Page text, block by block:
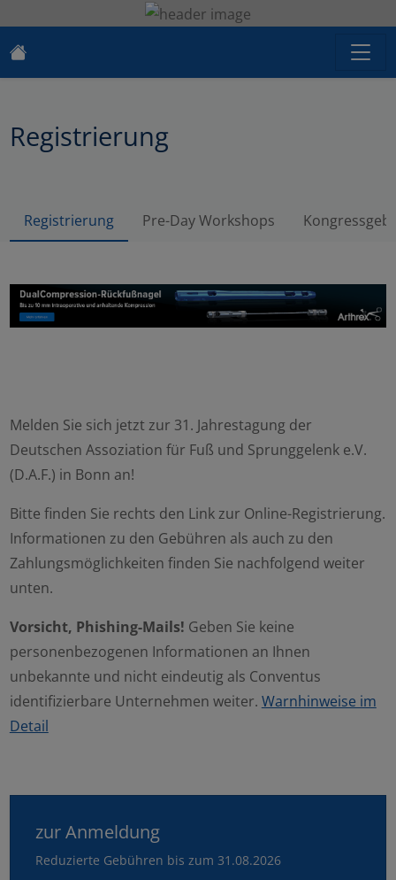
Registrierung
Registrierung Pre-Day Workshops
Melden Sie sich jetzt zur 31. Jahrestagung der
Deutschen Assoziation für Fuß und Sprunggelenk e.V.
(D.A.F.) in Bonn an!
Bitte finden Sie rechts den Link zur Online-Registrierung.
Informationen zu den Gebühren als auch zu den
Zahlungsmöglichkeiten finden Sie nachfolgend weiter
unten.
Vorsicht, Phishing-Mails! Geben Sie keine
personenbezogenen Informationen an Ihnen
unbekannte und nicht eindeutig als Conventus
identifizierbare Unternehmen weiter. Warnhinweise im
Detail
zur Anmeldung
Reduzierte Gebühren bis zum 31.08.2026